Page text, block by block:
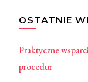
OSTATNIE
Praktyczne
procedur